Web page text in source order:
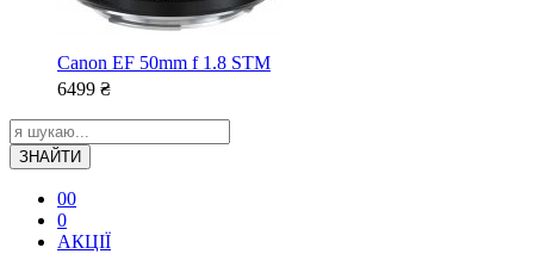
Canon EF 50mm f 1.8 STM
6499 ₴
ЗНАЙТИ
00
0
АКЦІЇ